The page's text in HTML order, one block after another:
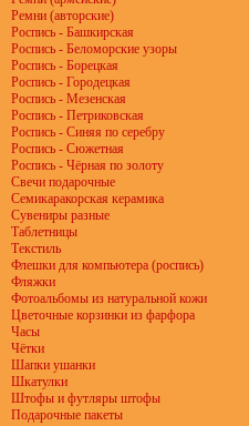
Ремни (авторские)
Роспись - Башкирская
Роспись - Беломорские узоры
Роспись - Борецкая
Роспись - Городецкая
Роспись - Мезенская
Роспись - Петриковская
Роспись - Синяя по серебру
Роспись - Сюжетная
Роспись - Чёрная по золоту
Свечи подарочные
Семикаракорская керамика
Сувениры разные
Таблетницы
Текстиль
Флешки для компьютера (роспись)
Фляжки
Фотоальбомы из натуральной кожи
Цветочные корзинки из фарфора
Часы
Чётки
Шапки ушанки
Шкатулки
Штофы и футляры штофы
Подарочные пакеты